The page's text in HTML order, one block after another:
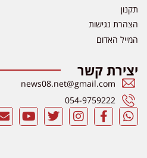
תקנון
הצהרת נגישות
המייל האדום
יצירת קשר
news08.net@gmail.com
054-9759222